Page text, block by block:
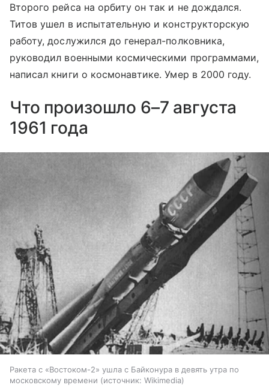
Второго рейса на орбиту он так и не дождался.
Титов ушел в испытательную и конструкторскую
работу, дослужился до генерал-полковника,
руководил военными космическими программами,
написал книги о космонавтике. Умер в 2000 году.
Что произошло 6–7 августа
1961 года
Ракета с «Востоком-2» ушла с Байконура в девять утра по
московскому времени
источник: Wikimedia